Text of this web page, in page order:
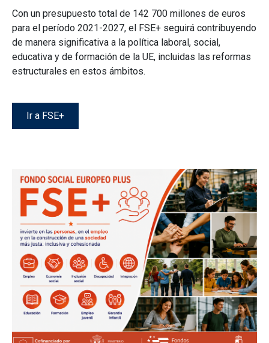
Con un presupuesto total de 142 700 millones de euros
para el período 2021-2027, el FSE+ seguirá contribuyendo
de manera significativa a la política laboral, social,
educativa y de formación de la UE, incluidas las reformas
estructurales en estos ámbitos.
Ir a FSE+